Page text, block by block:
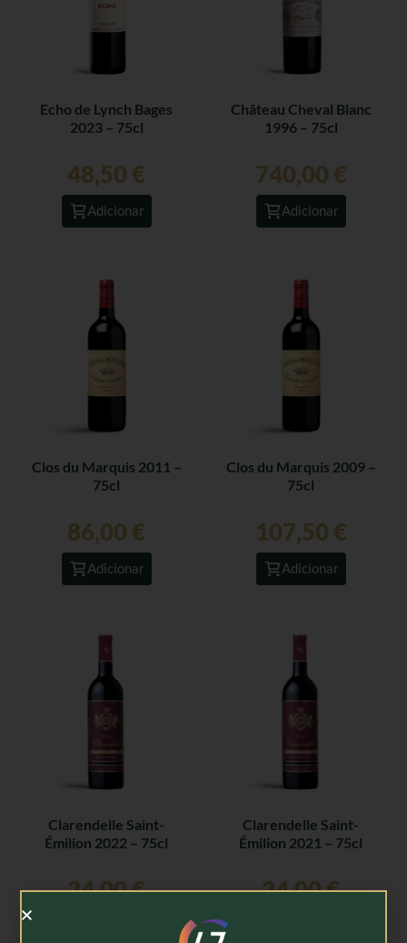
Echo de Lynch Bages
2023 – 75cl
48,50 €
Adicionar
Château Cheval Blanc
1996 – 75cl
740,00 €
Adicionar
Clos du Marquis 2011 –
75cl
86,00 €
Adicionar
Clos du Marquis 2009 –
75cl
107,50 €
Adicionar
Clarendelle Saint-
Émilion 2022 – 75cl
24,00€
Clarendelle Saint-
Émilion 2021 – 75cl
24,00€